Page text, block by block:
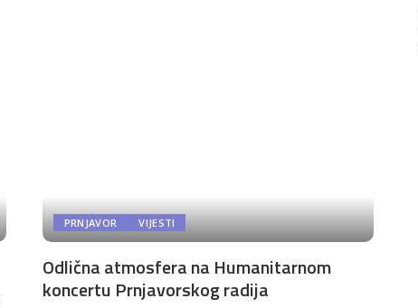
PRNJAVOR VIJESTI
Odlična atmosfera na Humanitarnom
koncertu Prnjavorskog radija